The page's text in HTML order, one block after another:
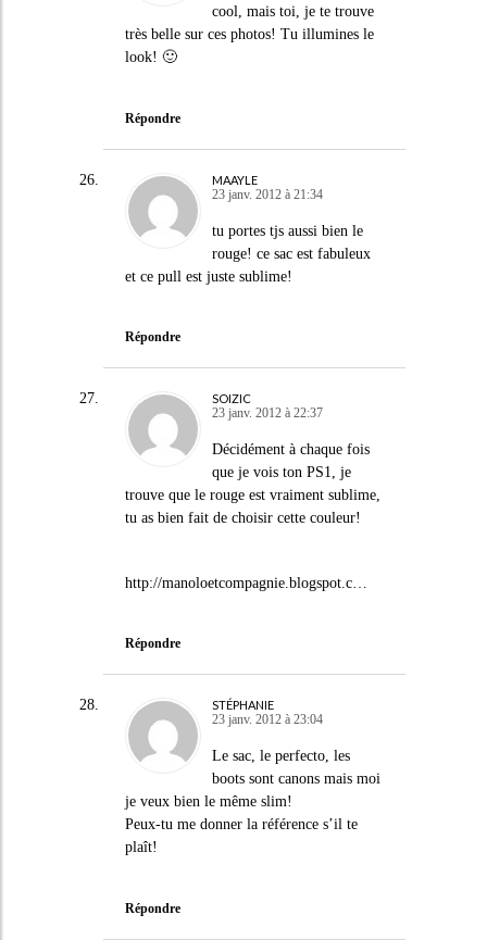
cool, mais toi, je te trouve
très belle sur ces photos! Tu illumines le
look! 🙂
Répondre
MAAYLE
23 janv. 2012 à 21:34
tu portes tjs aussi bien le
rouge! ce sac est fabuleux
et ce pull est juste sublime!
Répondre
SOIZIC
23 janv. 2012 à 22:37
Décidément à chaque fois
que je vois ton PS1, je
trouve que le rouge est vraiment sublime,
tu as bien fait de choisir cette couleur!
http://manoloetcompagnie.blogspot.c…
Répondre
STÉPHANIE
23 janv. 2012 à 23:04
Le sac, le perfecto, les
boots sont canons mais moi
je veux bien le même slim!
Peux-tu me donner la référence s’il te
plaît!
Répondre